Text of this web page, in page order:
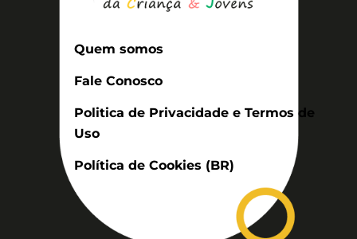
Quem somos
Fale Conosco
Politica de Privacidade e Termos de
Uso
Política de Cookies (BR)